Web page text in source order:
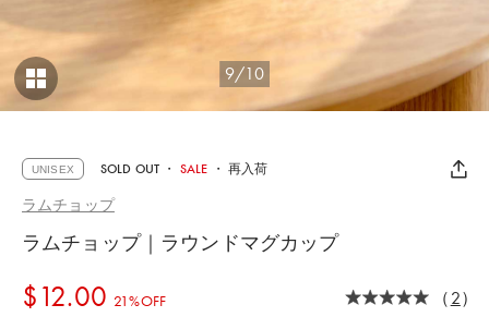
9/10
UNISEX SOLD OUT ・ SALE ・ 再入荷
ラムチョップ
ラムチョップ｜ラウンドマグカップ
$‌12.00 21%OFF （2）